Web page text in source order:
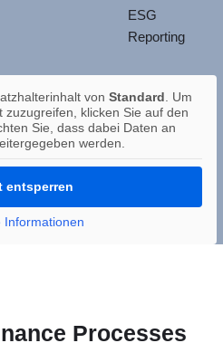
ESG
Reporting
von Standard . Um
klicken Sie auf den
Sie, dass dabei Daten an
werden.
entsperren
Informationen
Processes